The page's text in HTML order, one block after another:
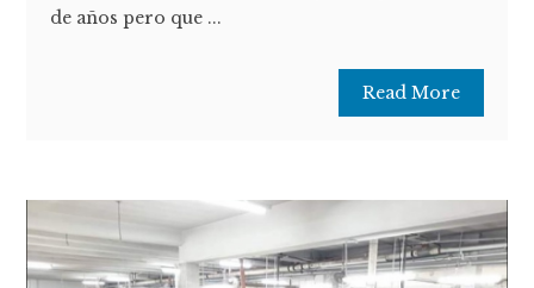
de años pero que ...
Read More